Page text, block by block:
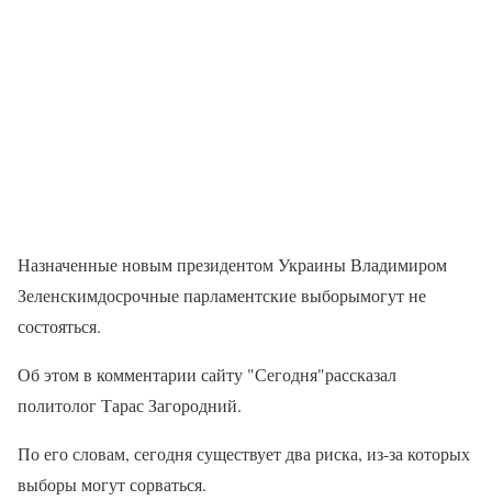
Назначенные новым президентом Украины Владимиром
Зеленскимдосрочные парламентские выборымогут не
состояться.
Об этом в комментарии сайту "Сегодня"рассказал
политолог Тарас Загородний.
По его словам, сегодня существует два риска, из-за которых
выборы могут сорваться.